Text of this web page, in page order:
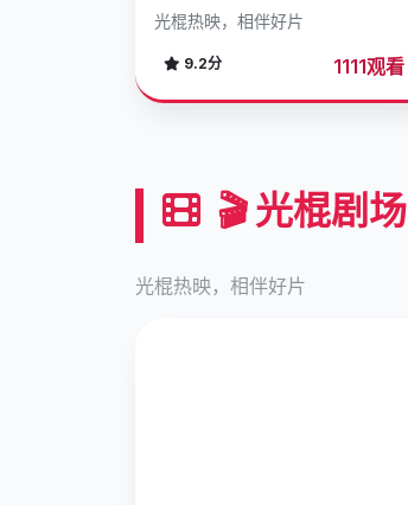
光棍热映，相伴好片
9.2分 1111观看
🎬 光棍剧场
光棍热映，相伴好片